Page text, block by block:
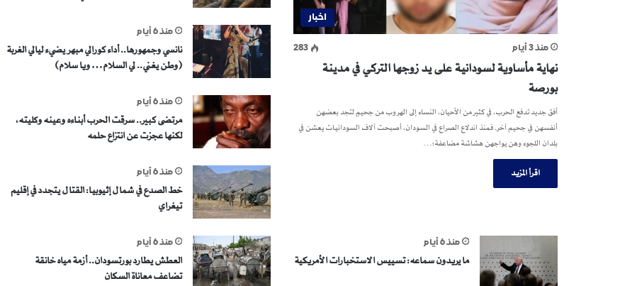
اخبار
منذ 3 أيام 283
نهاية مأساوية لسودانية على يد زوجها التركي في مدينة
بورصة
أفق جديد تدفع الحرب، في كثير من الأحيان، النساء إلى الهروب من جحيمٍ لتجد بعضهن
أنفسهن في جحيم آخر. فمنذ اندلاع الصراع في السودان، أصبحت آلاف السودانيات يعشن في
بلدان اللجوء وهن يواجهن هشاشة مضاعفة؛…
اقرأ المزيد
منذ 6 أيام
نانسي وجمهورها.. أداء كورالي مبهر يضيء ليالي الغربة
(وطن يغني.. لي السلام… ويا سلام)
منذ 6 أيام
مرتضى كبير.. سرقت الحرب أبناءه وعينه وكليته،
لكنها عجزت عن انتزاع حلمه
منذ 6 أيام
خط الصدع في شمال إثيوبيا: القتال يتجدد في إقليم
تيغراي
منذ 6 أيام
ما يريدون سماعه: تسييس الاستخبارات الأمريكية
منذ 6 أيام
العطش يطارد بورتسودان.. أزمة مياه خانقة
تضاعف معاناة السكان